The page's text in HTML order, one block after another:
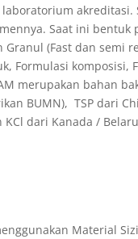
akreditasi.
Saat ini
(Fast dan semi
Formulasi
merupakan bahan
BUMN), TSP dari
dari Kanada /
Material